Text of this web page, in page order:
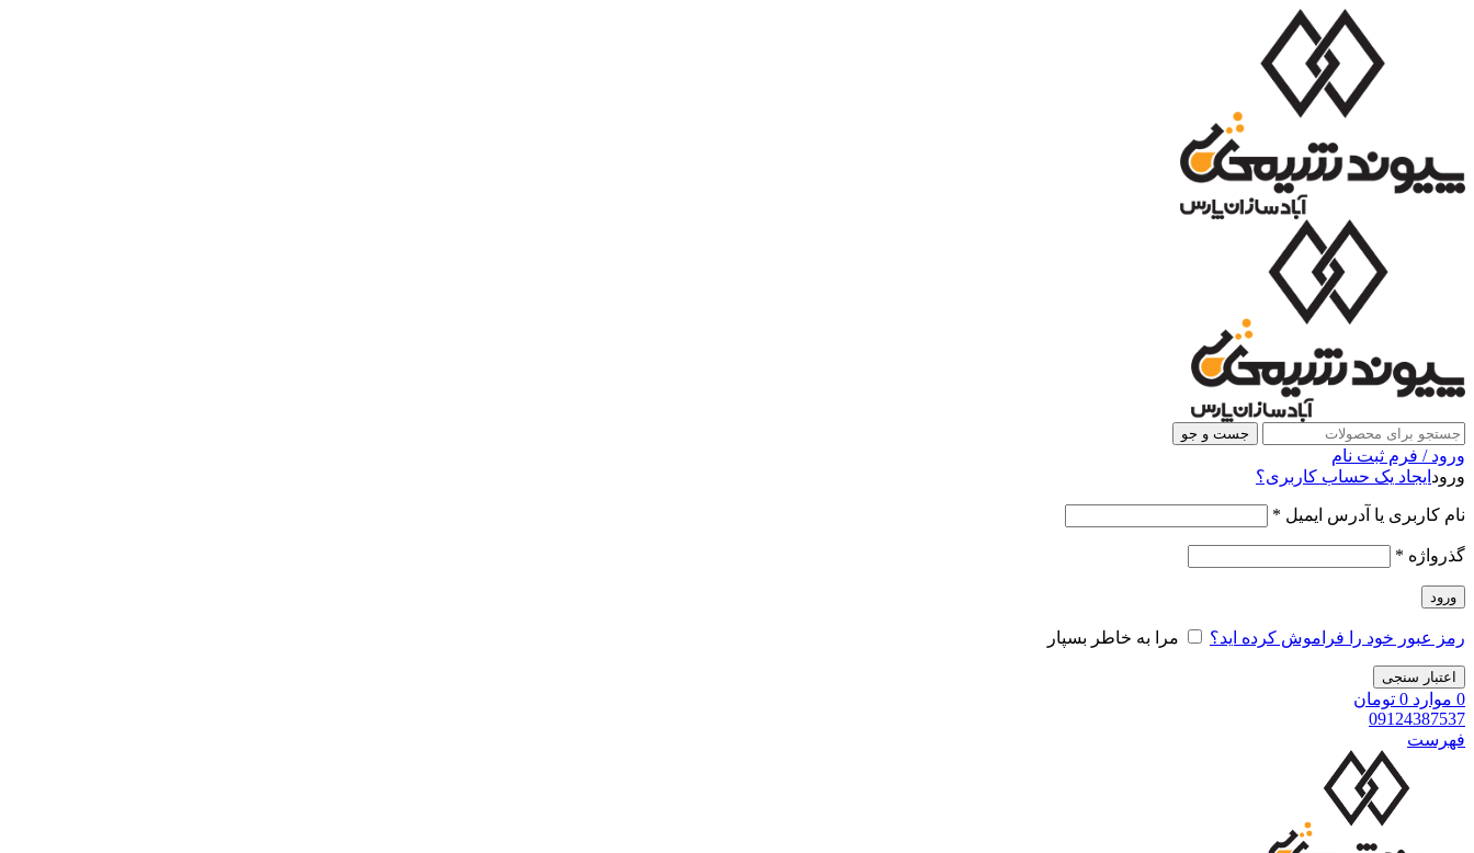
جست و جو
ورود / فرم ثبت نام
ورود ایجاد یک حساب کاربری؟
نام کاربری یا آدرس ایمیل *
گذرواژه *
ورود
رمز عبور خود را فراموش کرده اید؟ مرا به خاطر بسپار
اعتبار سنجی
0 موارد 0 تومان
09124387537
فهرست